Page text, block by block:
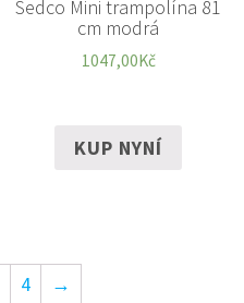
Sedco Mini trampolína 81
cm modrá
1047,00Kč
KUP NYNÍ
4 →